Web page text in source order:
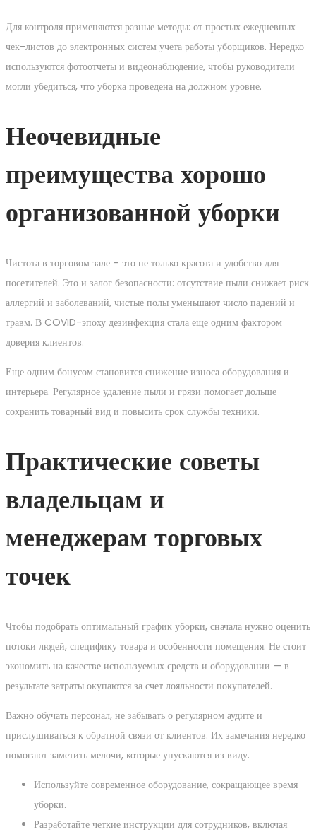
Для контроля применяются разные методы: от простых ежедневных
чек-листов до электронных систем учета работы уборщиков. Нередко
используются фотоотчеты и видеонаблюдение, чтобы руководители
могли убедиться, что уборка проведена на должном уровне.
Неочевидные
преимущества хорошо
организованной уборки
Чистота в торговом зале – это не только красота и удобство для
посетителей. Это и залог безопасности: отсутствие пыли снижает риск
аллергий и заболеваний, чистые полы уменьшают число падений и
травм. В COVID-эпоху дезинфекция стала еще одним фактором
доверия клиентов.
Еще одним бонусом становится снижение износа оборудования и
интерьера. Регулярное удаление пыли и грязи помогает дольше
сохранить товарный вид и повысить срок службы техники.
Практические советы
владельцам и
менеджерам торговых
точек
Чтобы подобрать оптимальный график уборки, сначала нужно оценить
потоки людей, специфику товара и особенности помещения. Не стоит
экономить на качестве используемых средств и оборудовании — в
результате затраты окупаются за счет лояльности покупателей.
Важно обучать персонал, не забывать о регулярном аудите и
прислушиваться к обратной связи от клиентов. Их замечания нередко
помогают заметить мелочи, которые упускаются из виду.
Используйте современное оборудование, сокращающее время
уборки.
Разработайте четкие инструкции для сотрудников, включая